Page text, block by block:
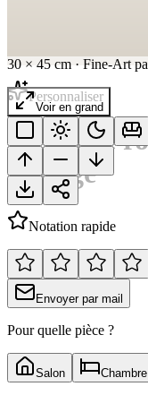
30 × 45 cm · Fine-Art
Voir en grand
Personnaliser
Élégance
vintage
Notation rapide
Envoyer par mail
Pour quelle pièce ?
Salon Chambre